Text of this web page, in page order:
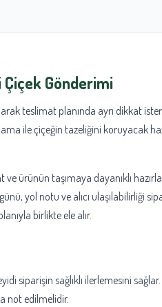
Gönderimi
teslimat planında ayrı dikkat ister.
ile çiçeğin tazeliğini koruyacak
ürünün taşımaya dayanıklı
yol notu ve alıcı ulaşılabilirliği
birlikte ele alır.
siparişin sağlıklı ilerlemesini sağlar.
not edilmelidir.